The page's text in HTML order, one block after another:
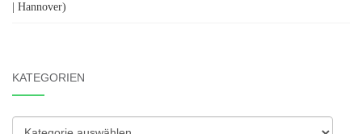
| Hannover)
KATEGORIEN
Kategorien